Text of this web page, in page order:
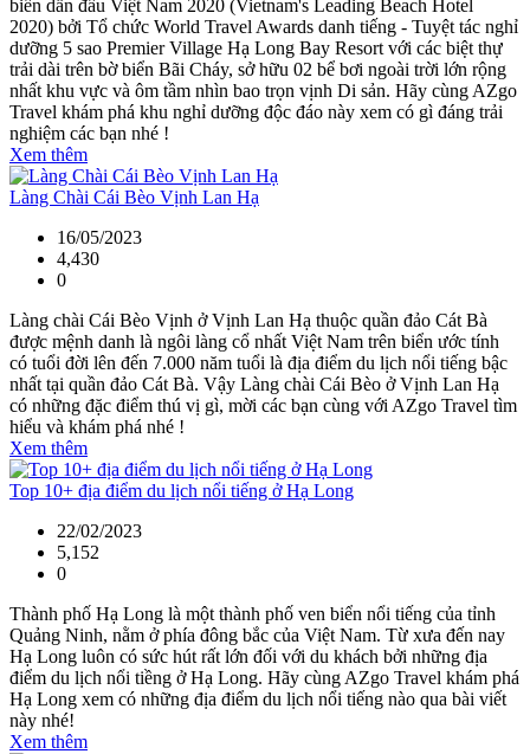
biển dẫn đầu Việt Nam 2020 (Vietnam's Leading Beach Hotel
2020) bởi Tổ chức World Travel Awards danh tiếng - Tuyệt tác nghỉ
dưỡng 5 sao Premier Village Hạ Long Bay Resort với các biệt thự
trải dài trên bờ biển Bãi Cháy, sở hữu 02 bể bơi ngoài trời lớn rộng
nhất khu vực và ôm tầm nhìn bao trọn vịnh Di sản. Hãy cùng AZgo
Travel khám phá khu nghỉ dưỡng độc đáo này xem có gì đáng trải
nghiệm các bạn nhé !
Xem thêm
Làng Chài Cái Bèo Vịnh Lan Hạ
16/05/2023
4,430
0
Làng chài Cái Bèo Vịnh ở Vịnh Lan Hạ thuộc quần đảo Cát Bà
được mệnh danh là ngôi làng cổ nhất Việt Nam trên biển ước tính
có tuổi đời lên đến 7.000 năm tuổi là địa điểm du lịch nổi tiếng bậc
nhất tại quần đảo Cát Bà. Vậy Làng chài Cái Bèo ở Vịnh Lan Hạ
có những đặc điểm thú vị gì, mời các bạn cùng với AZgo Travel tìm
hiểu và khám phá nhé !
Xem thêm
Top 10+ địa điểm du lịch nổi tiếng ở Hạ Long
22/02/2023
5,152
0
Thành phố Hạ Long là một thành phố ven biển nổi tiếng của tỉnh
Quảng Ninh, nằm ở phía đông bắc của Việt Nam. Từ xưa đến nay
Hạ Long luôn có sức hút rất lớn đối với du khách bởi những địa
điểm du lịch nổi tiềng ở Hạ Long. Hãy cùng AZgo Travel khám phá
Hạ Long xem có những địa điểm du lịch nổi tiếng nào qua bài viết
này nhé!
Xem thêm